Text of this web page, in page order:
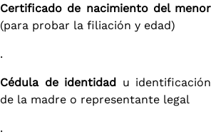
Certificado de nacimiento del menor
(para probar la filiación y edad)​
.
Cédula de identidad u identificación
de la madre o representante legal​
.